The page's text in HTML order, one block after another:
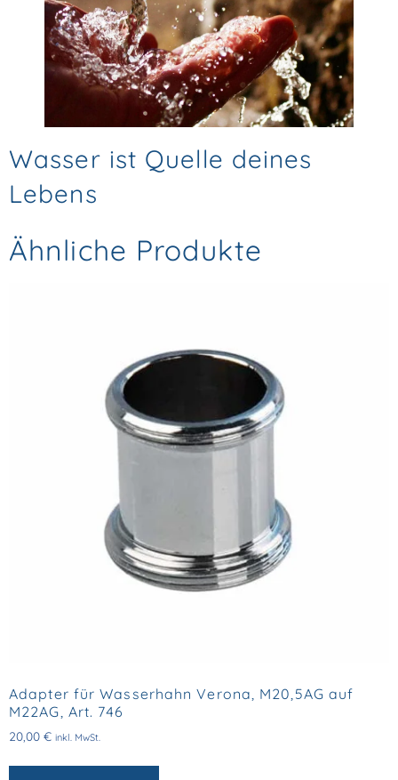
Wasser ist Quelle deines
Lebens
Ähnliche Produkte
Adapter für Wasserhahn Verona, M20,5AG auf
M22AG, Art. 746
20,00 € inkl. MwSt.